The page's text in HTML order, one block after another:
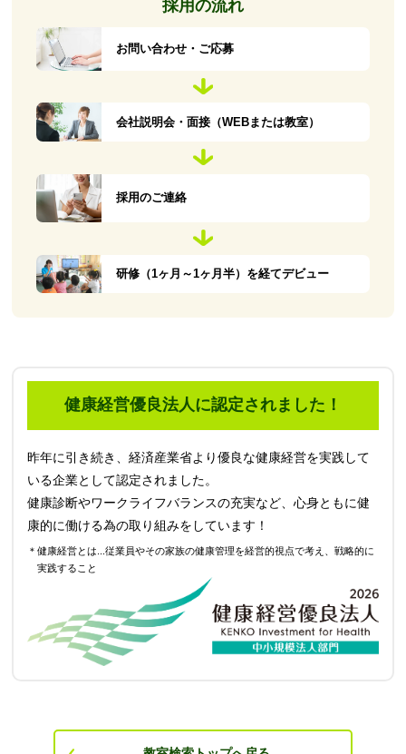
採用の流れ
お問い合わせ・ご応募
会社説明会・面接（WEBまたは教室）
採用のご連絡
研修（1ヶ月～1ヶ月半）を経てデビュー
健康経営優良法人に認定されました！
昨年に引き続き、経済産業省より優良な健康経営を実践して
いる企業として認定されました。
健康診断やワークライフバランスの充実など、心身ともに健
康的に働ける為の取り組みをしています！
＊健康経営とは...従業員やその家族の健康管理を経営的視点で考え、戦略的に
実践すること